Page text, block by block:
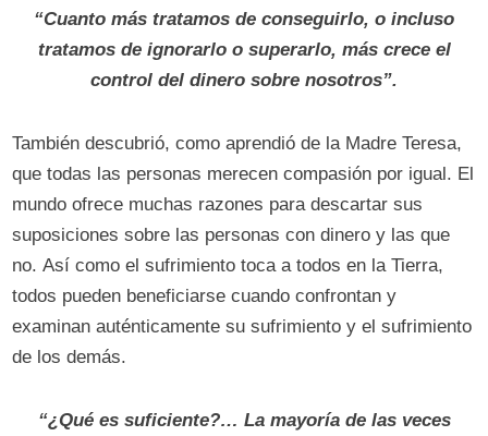
“Cuanto más tratamos de conseguirlo, o incluso
tratamos de ignorarlo o superarlo, más crece el
control del dinero sobre nosotros”.
También descubrió, como aprendió de la Madre Teresa,
que todas las personas merecen compasión por igual. El
mundo ofrece muchas razones para descartar sus
suposiciones sobre las personas con dinero y las que
no. Así como el sufrimiento toca a todos en la Tierra,
todos pueden beneficiarse cuando confrontan y
examinan auténticamente su sufrimiento y el sufrimiento
de los demás.
“¿Qué es suficiente?… La mayoría de las veces